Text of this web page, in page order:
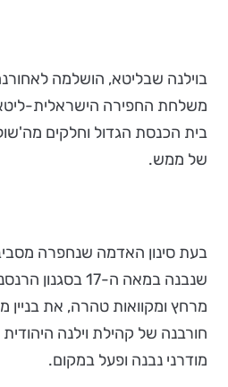
משלחת החפירה הישראלית-
בית הכנסת הגדול וחלקים
של ממש.
בעת סינון האדמה שנחפרה
מרחץ ומקוואות טהרה, את
מודרני נבנה ופעל במקום.